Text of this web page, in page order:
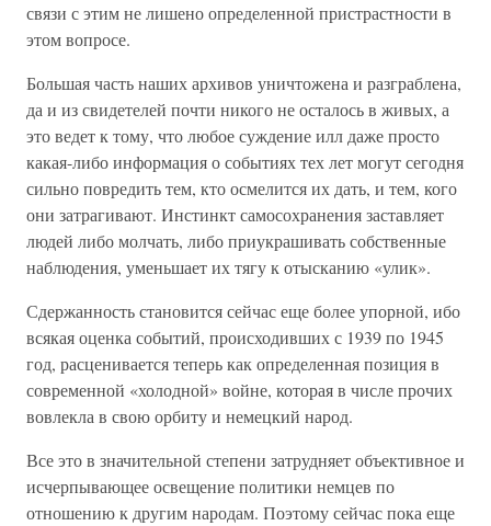
связи с этим не лишено определенной пристрастности в
этом вопросе.
Большая часть наших архивов уничтожена и разграблена,
да и из свидетелей почти никого не осталось в живых, а
это ведет к тому, что любое суждение илл даже просто
какая-либо информация о событиях тех лет могут сегодня
сильно повредить тем, кто осмелится их дать, и тем, кого
они затрагивают. Инстинкт самосохранения заставляет
людей либо молчать, либо приукрашивать собственные
наблюдения, уменьшает их тягу к отысканию «улик».
Сдержанность становится сейчас еще более упорной, ибо
всякая оценка событий, происходивших с 1939 по 1945
год, расценивается теперь как определенная позиция в
современной «холодной» войне, которая в числе прочих
вовлекла в свою орбиту и немецкий народ.
Все это в значительной степени затрудняет объективное и
исчерпывающее освещение политики немцев по
отношению к другим народам. Поэтому сейчас пока еще